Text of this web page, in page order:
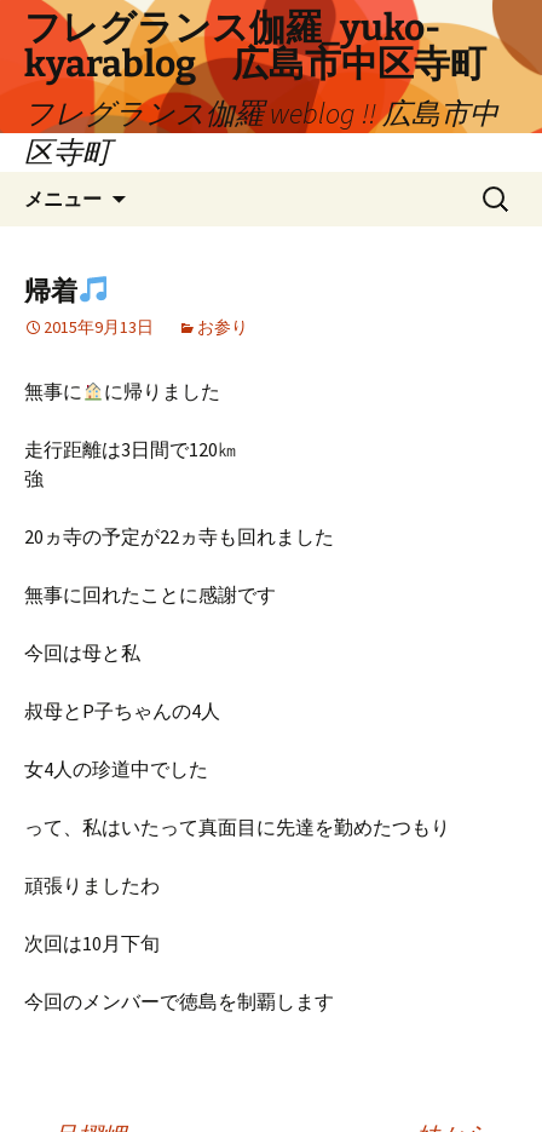
ツ
フレグランス伽羅_yuko-
kyarablog 広島市中区寺町
フレグランス伽羅 weblog !! 広島市中
区寺町
メニュー
検
索:
帰着
2015年9月13日 お参り
無事に に帰りました
走行距離は3日間で120㎞
強
20ヵ寺の予定が22ヵ寺も回れました
無事に回れたことに感謝です
今回は母と私
叔母とP子ちゃんの4人
女4人の珍道中でした
って、私はいたって真面目に先達を勤めたつもり
頑張りましたわ
次回は10月下旬
今回のメンバーで徳島を制覇します